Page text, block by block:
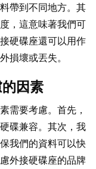
帶到不同地方。其
，這意味著我們可
硬碟座還可以用作
損壞或丟失。
因素
需要考慮。首先，
碟兼容。其次，我
我們的資料可以快
外接硬碟座的品牌